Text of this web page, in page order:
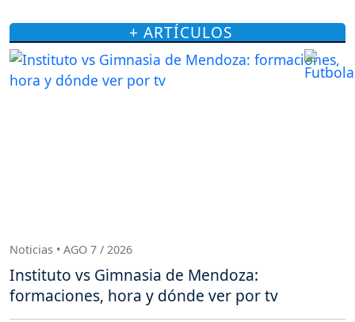
+ ARTÍCULOS
Noticias • AGO 7 / 2026
Instituto vs Gimnasia de Mendoza:
formaciones, hora y dónde ver por tv